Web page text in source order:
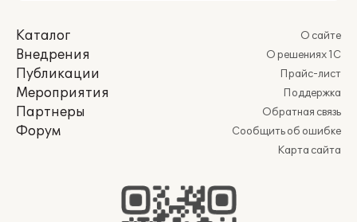
Каталог
Внедрения
Публикации
Мероприятия
Партнеры
Форум
О сайте
О решениях 1С
Прайс-лист
Поддержка
Обратная связь
Сообщить об ошибке
Карта сайта